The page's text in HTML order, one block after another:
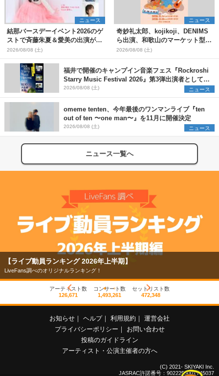
ニュース
結那バースデーイベント2026のゲ
ストで斉藤朱夏＆愛美の出演が決
定
2026/08/08 (土)
ニュース
奇妙礼太郎、kojikoji、DENIMS
ら出演、和歌山のマーケット型野
外イベント『PICNIC JAM
2026』早割チケット発売開始
2026/08/08 (土)
福井で開催のキャンプイン音楽フェス『Rockroshi
Starry Music Festival 2026』第3弾出演者として
SCOOBIE DO、かりゆし58、Reiを発表
2026/08/08 (土) ニュース
omeme tenten、今年最後のワンマンライブ『ten
out of ten 〜one man〜』を11月に開催決定
2026/08/08 (土) ニュース
ニュース一覧へ
【ライブ動員ランキング 2026年上半期】
LiveFans調べのオリジナルランキング！
アーティスト数
126,671
コンサート数
1,493,261
セットリスト数
472,348
お知らせ ヘルプ 利用規約
運営会社
プライバシーポリシー
お問い合わせ
投稿のガイドライン
アーティスト・公演主催者の方へ
(C) 2021- SKIYAKI Inc.
JASRAC許諾番号：9022255001Y45037